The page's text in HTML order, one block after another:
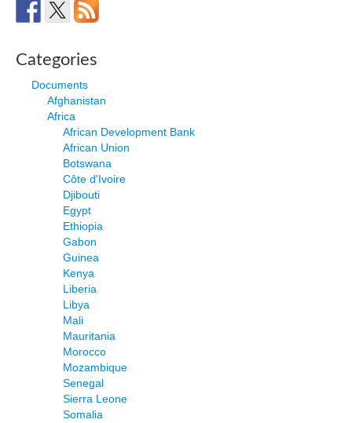
Categories
Documents
Afghanistan
Africa
African Development Bank
African Union
Botswana
Côte d'Ivoire
Djibouti
Egypt
Ethiopia
Gabon
Guinea
Kenya
Liberia
Libya
Mali
Mauritania
Morocco
Mozambique
Senegal
Sierra Leone
Somalia